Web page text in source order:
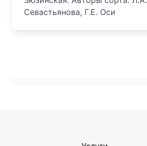
Севастьянова, Г.Е. Оси